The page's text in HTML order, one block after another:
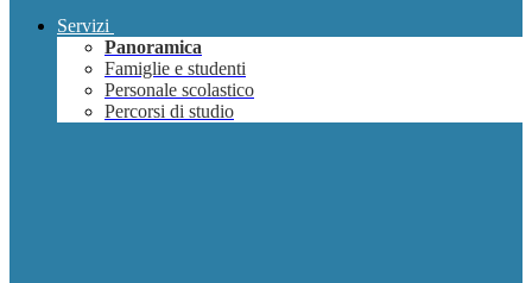
Servizi
Panoramica
Famiglie e studenti
Personale scolastico
Percorsi di studio